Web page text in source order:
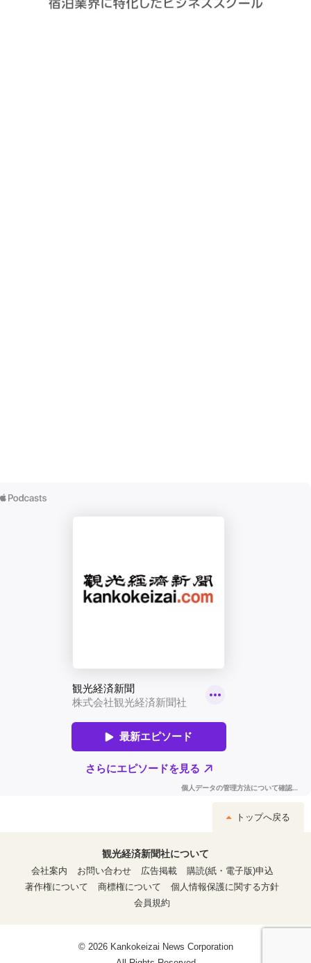
トップへ戻る
観光経済新聞社について
会社案内
お問い合わせ 広告掲載
購読(紙・電子版)申込
著作権について
商標権について
個人情報保護に関する方針
会員規約
© 2026 Kankokeizai News Corporation